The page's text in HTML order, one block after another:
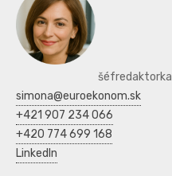
šéfredaktorka
simona@euroekonom.sk
+421 907 234 066
+420 774 699 168
LinkedIn